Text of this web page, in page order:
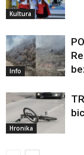
Kultura
Info
Hronika